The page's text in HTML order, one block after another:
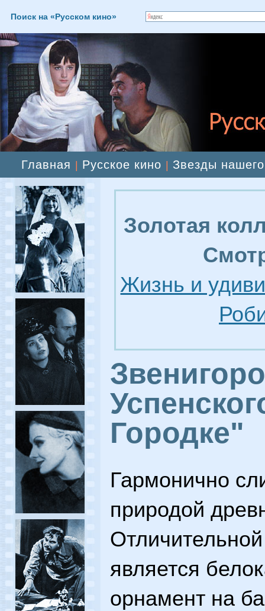
Поиск на «Русском кино»
Главная Русское кино Звезды
Золотая
Жизнь и
Городке"
Гармонично
природой
является
орнамент на